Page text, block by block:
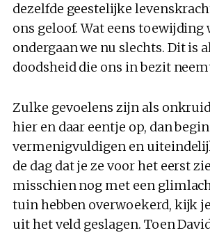
dezelfde geestelijke
ons geloof. Wat eens toewijding
ondergaan we nu slechts. Dit is
doodsheid die ons in bezit
Zulke gevoelens zijn als
hier en daar eentje op, dan
vermenigvuldigen en
de dag dat je ze voor het eerst
misschien nog met een
tuin hebben overwoekerd, kijk
uit het veld geslagen. Toen